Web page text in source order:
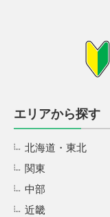
エリアから探す
北海道・東北
関東
中部
近畿